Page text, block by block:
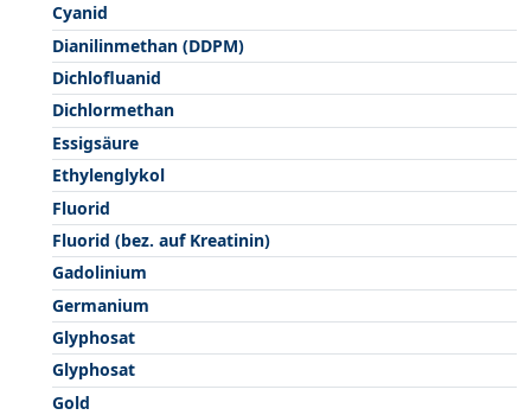
Cyanid
Dianilinmethan (DDPM)
Dichlofluanid
Dichlormethan
Essigsäure
Ethylenglykol
Fluorid
Fluorid (bez. auf Kreatinin)
Gadolinium
Germanium
Glyphosat
Glyphosat
Gold